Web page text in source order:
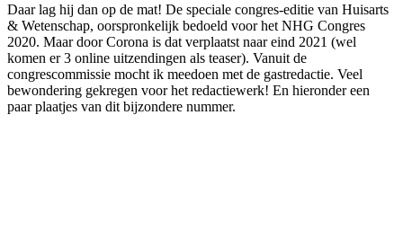
Daar lag hij dan op de mat! De speciale congres-editie van Huisarts
& Wetenschap, oorspronkelijk bedoeld voor het NHG Congres
2020. Maar door Corona is dat verplaatst naar eind 2021 (wel
komen er 3 online uitzendingen als teaser). Vanuit de
congrescommissie mocht ik meedoen met de gastredactie. Veel
bewondering gekregen voor het redactiewerk! En hieronder een
paar plaatjes van dit bijzondere nummer.